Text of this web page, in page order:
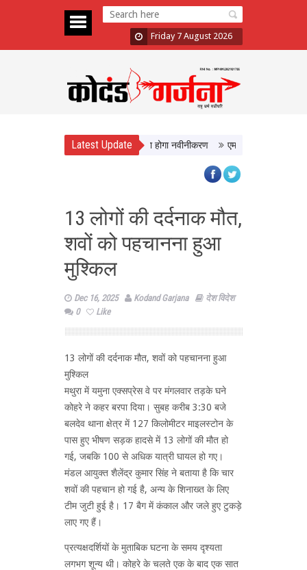
Friday 7 August 2026
Latest Update
बेहतर सुविधा, Hidden Pull का होगा नवीनीकरण एमपी टूरिज्म बोर्ड और
13 लोगों की दर्दनाक मौत,
शवों को पहचानना हुआ
मुश्किल
Dec 16, 2025 Kodand Garjana
देश विदेश
0
Like
13 लोगों की दर्दनाक मौत, शवों को पहचानना हुआ
मुश्किल
मथुरा में यमुना एक्सप्रेस वे पर मंगलवार तड़के घने
कोहरे ने कहर बरपा दिया। सुबह करीब 3:30 बजे
बलदेव थाना क्षेत्र में 127 किलोमीटर माइलस्टोन के
पास हुए भीषण सड़क हादसे में 13 लोगों की मौत हो
गई, जबकि 100 से अधिक यात्री घायल हो गए।
मंडल आयुक्त शैलेंद्र कुमार सिंह ने बताया है कि चार
शवों की पहचान हो गई है, अन्य के शिनाख्त के लिए
टीम जुटी हुई है। 17 बैग में कंकाल और जले हुए टुकड़े
लाए गए हैं।
प्रत्यक्षदर्शियों के मुताबिक घटना के समय दृश्यता
लगभग शून्य थी। कोहरे के चलते एक के बाद एक सात